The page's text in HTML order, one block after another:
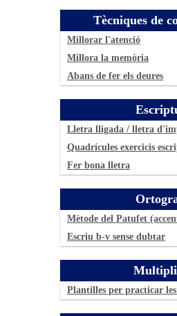
Tècniques de
Millorar l'atenció
Millora la memòria
Abans de fer els deures
Lletra lligada / lletra
Quadrícules exercicis
Fer bona lletra
Mètode del Patufet
Escriu b-v sense dubtar
Plantilles per practicar